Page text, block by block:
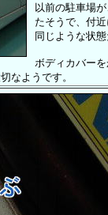
以前の駐車場
たそうで、付
同じような状
ボディカバー
なようです。